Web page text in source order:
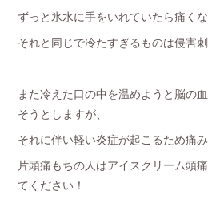
ずっと氷水に手をいれていたら痛くな
それと同じで冷たすぎるものは侵害
また冷えた口の中を温めようと脳の
そうとしますが、
それに伴い軽い炎症が起こるため痛み
片頭痛もちの人はアイスクリーム頭
てください！